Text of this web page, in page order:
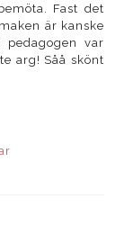
Fast det
är kanske
pedagogen var
arg! Såå skönt